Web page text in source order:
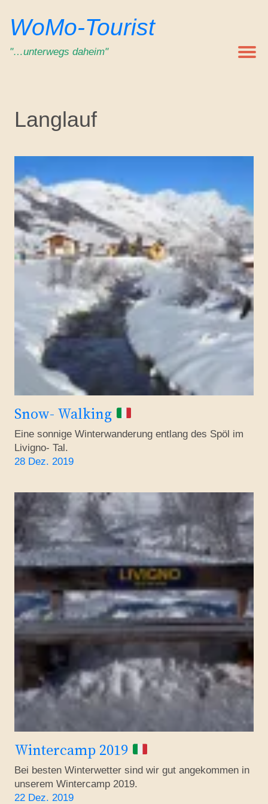
Inhalt
springen
WoMo-Tourist
"…unterwegs daheim"
Langlauf
Snow- Walking
Eine sonnige Winterwanderung entlang des Spöl im
Livigno- Tal.
28 Dez. 2019
Wintercamp 2019
Bei besten Winterwetter sind wir gut angekommen in
unserem Wintercamp 2019.
22 Dez. 2019